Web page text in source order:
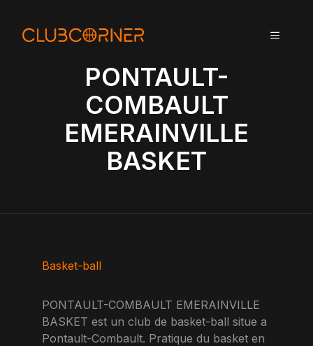
MENU
PONTAULT-
COMBAULT
EMERAINVILLE
BASKET
Basket-ball
PONTAULT-COMBAULT EMERAINVILLE
BASKET est un club de basket-ball situe a
Pontault-Combault. Pratique du basket en